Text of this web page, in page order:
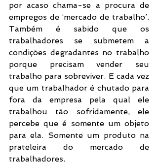
por acaso chama-se a procura de
empregos de ‘mercado de trabalho’.
Também é sabido que os
trabalhadores se submetem a
condições degradantes no trabalho
porque precisam vender seu
trabalho para sobreviver. E cada vez
que um trabalhador é chutado para
fora da empresa pela qual ele
trabalhou tão sofridamente, ele
percebe que é somente um objeto
para ela. Somente um produto na
prateleira do mercado de
trabalhadores.